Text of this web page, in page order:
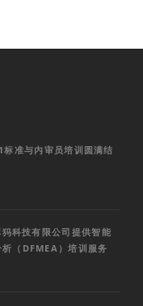
准与内审员培训圆满结
科技有限公司提供智能
（DFMEA）培训服务